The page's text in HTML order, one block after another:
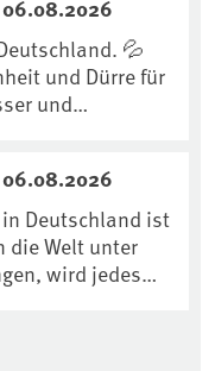
episode/urn
💦
und Dürre für
und
auf diese und
Webseite:
#Trockenheit
Deutschland ist
die Welt unter
wird jedes
Bodens, der
Das UBA